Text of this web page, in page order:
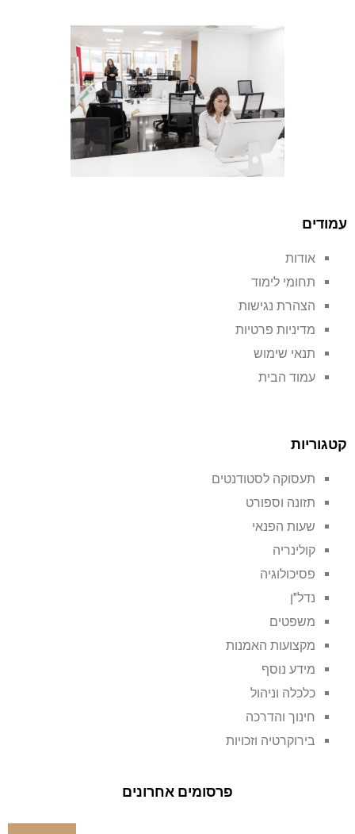
עמודים
אודות
תחומי לימוד
הצהרת נגישות
מדיניות פרטיות
תנאי שימוש
עמוד הבית
קטגוריות
תעסוקה לסטודנטים
תזונה וספורט
שעות הפנאי
קולינריה
פסיכולוגיה
נדל"ן
משפטים
מקצועות האמנות
מידע נוסף
כלכלה וניהול
חינוך והדרכה
בירוקרטיה וזכויות
פרסומים אחרונים